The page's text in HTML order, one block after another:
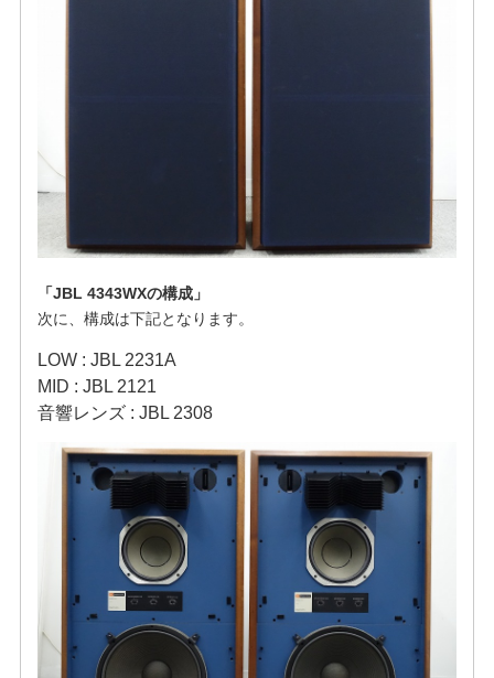
「JBL 4343WXの構成」
次に、構成は下記となります。
LOW : JBL 2231A
MID : JBL 2121
音響レンズ : JBL 2308